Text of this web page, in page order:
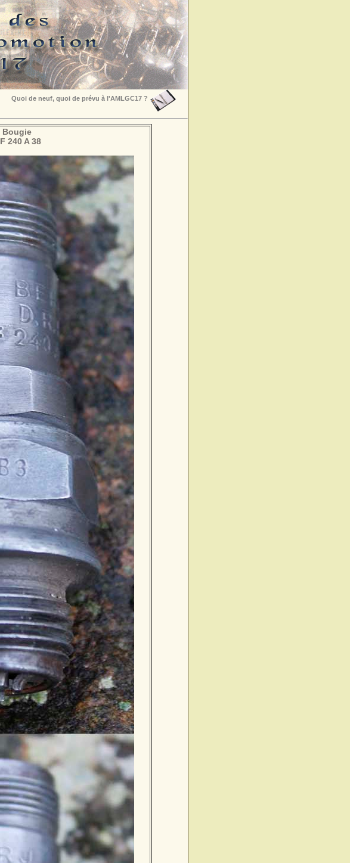
Quoi de neuf, quoi de prévu à l'AMLGC17 ?
Bougie
F 240 A 38